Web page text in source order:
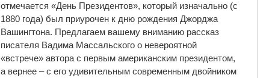
отмечается «День Президентов», который изначально (с
1880 года) был приурочен к дню рождения Джорджа
Вашингтона. Предлагаем вашему вниманию рассказ
писателя Вадима Массальского о невероятной
«встрече» автора с первым американским президентом,
а вернее – с его удивительным современным двойником